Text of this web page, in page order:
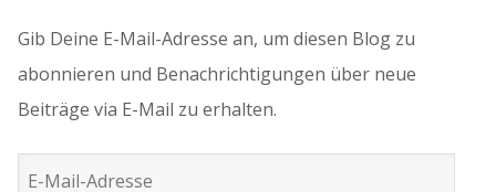
Gib Deine E-Mail-Adresse an, um diesen Blog zu
abonnieren und Benachrichtigungen über neue
Beiträge via E-Mail zu erhalten.
E-